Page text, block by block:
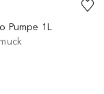
Pumpe 1L